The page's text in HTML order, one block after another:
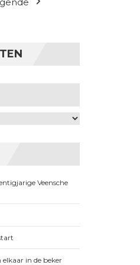
Veensche
elkaar in de beker